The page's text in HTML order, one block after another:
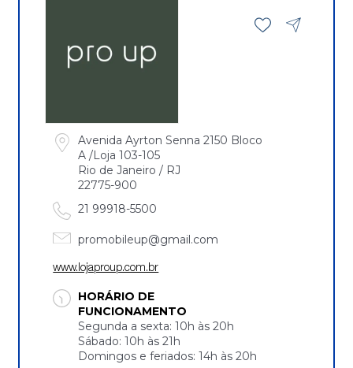
Avenida Ayrton Senna 2150 Bloco
A /Loja 103-105
Rio de Janeiro / RJ
22775-900
21 99918-5500
promobileup@gmail.com
www.lojaproup.com.br
HORÁRIO DE
FUNCIONAMENTO
Segunda a sexta: 10h às 20h
Sábado: 10h às 21h
Domingos e feriados: 14h às 20h